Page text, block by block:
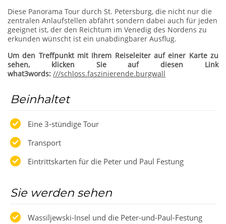
Diese Panorama Tour durch St. Petersburg, die nicht nur die
zentralen Anlaufstellen abfährt sondern dabei auch für jeden
geeignet ist, der den Reichtum im Venedig des Nordens zu
erkunden wünscht ist ein unabdingbarer Ausflug.
Um den Treffpunkt mit Ihrem Reiseleiter auf einer Karte zu
sehen, klicken Sie auf diesen Link
what3words: ///schloss.faszinierende.burgwall
Beinhaltet
Eine 3-stündige Tour
Transport
Eintrittskarten für die Peter und Paul Festung
Sie werden sehen
Wassiljewski-Insel und die Peter-und-Paul-Festung